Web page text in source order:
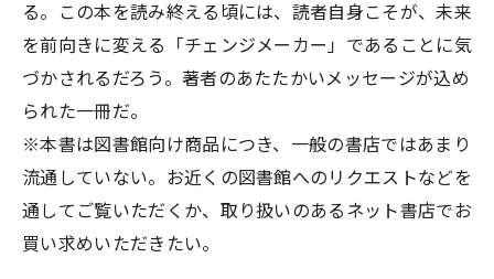
る。この本を読み終える頃には、読者自身こそが、未来
を前向きに変える「チェンジメーカー」であることに気
づかされるだろう。著者のあたたかいメッセージが込め
られた一冊だ。
※本書は図書館向け商品につき、一般の書店ではあまり
流通していない。お近くの図書館へのリクエストなどを
通してご覧いただくか、取り扱いのあるネット書店でお
買い求めいただきたい。